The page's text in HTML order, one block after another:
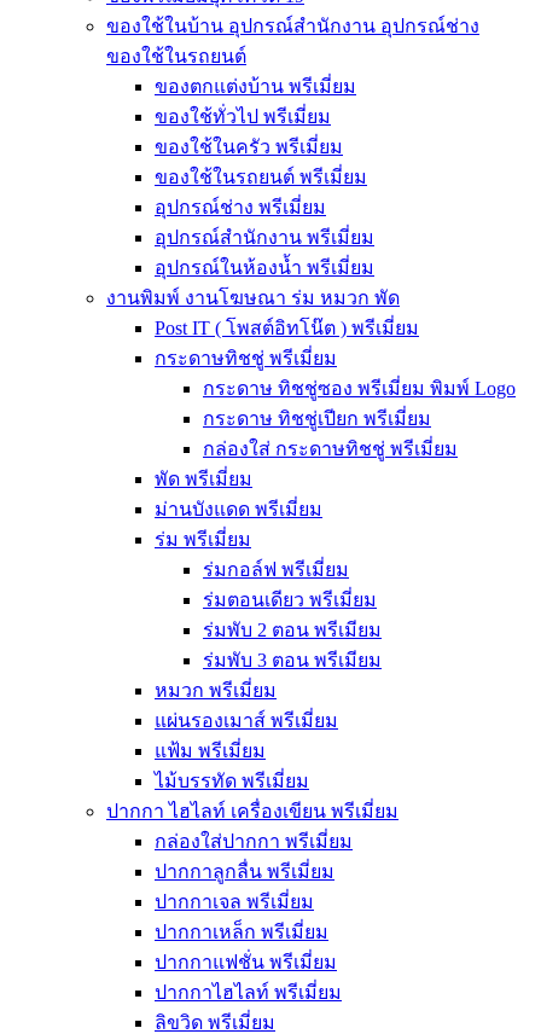
ของใช้ในบ้าน อุปกรณ์สำนักงาน อุปกรณ์ช่าง
ของใช้ในรถยนต์
ของตกแต่งบ้าน พรีเมี่ยม
ของใช้ทั่วไป พรีเมี่ยม
ของใช้ในครัว พรีเมี่ยม
ของใช้ในรถยนต์ พรีเมี่ยม
อุปกรณ์ช่าง พรีเมี่ยม
อุปกรณ์สำนักงาน พรีเมี่ยม
อุปกรณ์ในห้องน้ำ พรีเมี่ยม
งานพิมพ์ งานโฆษณา ร่ม หมวก พัด
Post IT ( โพสต์อิทโน๊ต ) พรีเมี่ยม
กระดาษทิชชู่ พรีเมี่ยม
กระดาษ ทิชชู่ซอง พรีเมี่ยม พิมพ์ Logo
กระดาษ ทิชชู่เปียก พรีเมี่ยม
กล่องใส่ กระดาษทิชชู่ พรีเมี่ยม
พัด พรีเมี่ยม
ม่านบังแดด พรีเมี่ยม
ร่ม พรีเมี่ยม
ร่มกอล์ฟ พรีเมี่ยม
ร่มตอนเดียว พรีเมี่ยม
ร่มพับ 2 ตอน พรีเมียม
ร่มพับ 3 ตอน พรีเมียม
หมวก พรีเมี่ยม
แผ่นรองเมาส์ พรีเมี่ยม
แฟ้ม พรีเมี่ยม
ไม้บรรทัด พรีเมี่ยม
ปากกา ไฮไลท์ เครื่องเขียน พรีเมี่ยม
กล่องใส่ปากกา พรีเมี่ยม
ปากกาลูกลื่น พรีเมี่ยม
ปากกาเจล พรีเมี่ยม
ปากกาเหล็ก พรีเมี่ยม
ปากกาแฟชั่น พรีเมี่ยม
ปากกาไฮไลท์ พรีเมี่ยม
ลิขวิด พรีเมี่ยม